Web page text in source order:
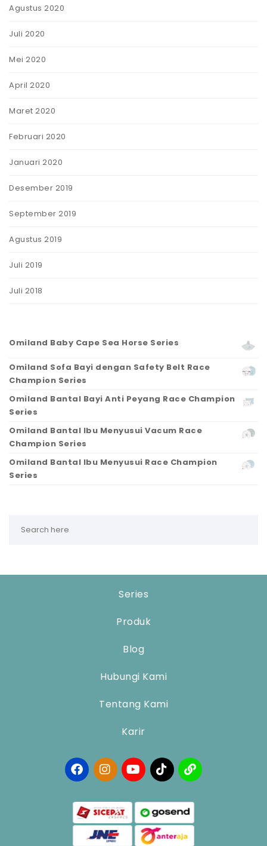
Agustus 2020
Juli 2020
Mei 2020
April 2020
Maret 2020
Februari 2020
Januari 2020
Desember 2019
September 2019
Agustus 2019
Juli 2019
Juli 2018
Omiland Baby Cape Sea Horse Series
Omiland Sofa Bayi dengan Safety Belt Race
Champion Series
Omiland Bantal Bayi Anti Peyang Race Champion
Series
Omiland Bantal Ibu Menyusui Vacum Race
Champion Series
Omiland Bantal Ibu Menyusui Race Champion
Series
Series
Produk
Blog
Hubungi Kami
Tentang Kami
Karir